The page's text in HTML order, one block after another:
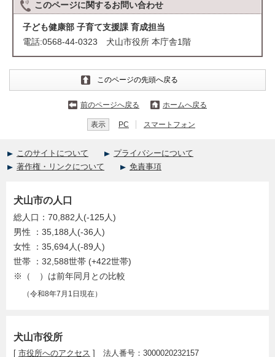
このページに関するお問い合わせ
子ども健康部 子育て支援課 育成担当
電話:0568-44-0323 犬山市役所 本庁舎1階
このページの先頭へ戻る
前のページへ戻る ホームへ戻る
表示 PC スマートフォン
このサイトについて
プライバシーについて
著作権・リンクについて
免責事項
犬山市役所
[ 市役所へのアクセス ] 法人番号：3000020232157
犬山市の人口
総人口：70,882人(-125人)
男性 ：35,188人(-36人)
女性 ：35,694人(-89人)
世帯 ：32,588世帯 (+422世帯)
※（ ）は前年同月との比較
（令和8年7月1日現在）